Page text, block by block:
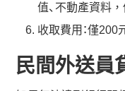
值、不動產資料，
收取費用：僅200
民間外送員